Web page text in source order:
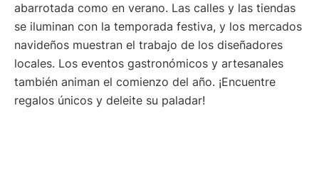
abarrotada como en verano. Las calles y las tiendas
se iluminan con la temporada festiva, y los mercados
navideños muestran el trabajo de los diseñadores
locales. Los eventos gastronómicos y artesanales
también animan el comienzo del año. ¡Encuentre
regalos únicos y deleite su paladar!